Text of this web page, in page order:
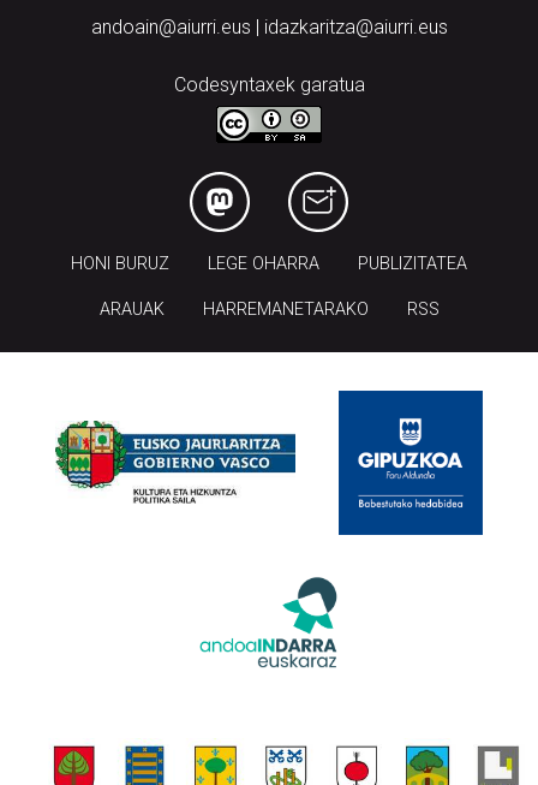
Codesyntaxek garatua
LEGE OHARRA
ARAUAK HARREMANETARAKO RSS